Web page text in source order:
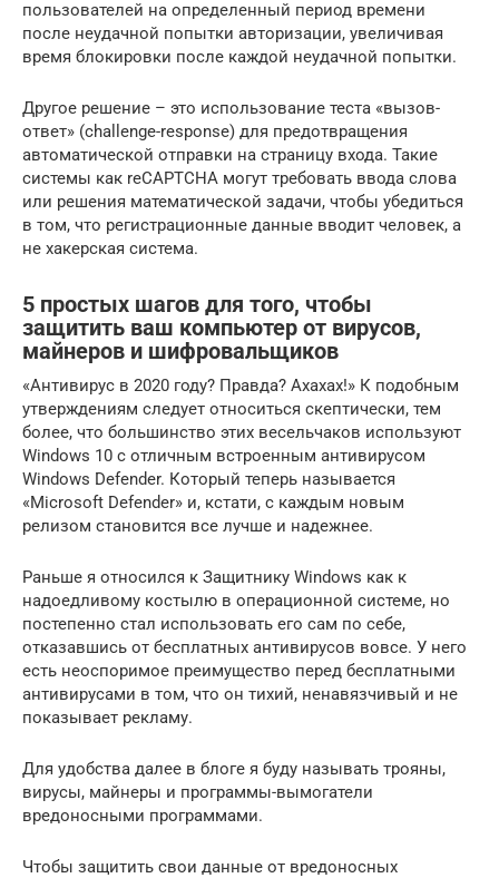
пользователей на определенный период времени
после неудачной попытки авторизации, увеличивая
время блокировки после каждой неудачной попытки.
Другое решение – это использование теста «вызов-
ответ» (challenge-response) для предотвращения
автоматической отправки на страницу входа. Такие
системы как reCAPTCHA могут требовать ввода слова
или решения математической задачи, чтобы убедиться
в том, что регистрационные данные вводит человек, а
не хакерская система.
5 простых шагов для того, чтобы
защитить ваш компьютер от вирусов,
майнеров и шифровальщиков
«Антивирус в 2020 году? Правда? Ахахах!» К подобным
утверждениям следует относиться скептически, тем
более, что большинство этих весельчаков используют
Windows 10 с отличным встроенным антивирусом
Windows Defender. Который теперь называется
«Microsoft Defender» и, кстати, с каждым новым
релизом становится все лучше и надежнее.
Раньше я относился к Защитнику Windows как к
надоедливому костылю в операционной системе, но
постепенно стал использовать его сам по себе,
отказавшись от бесплатных антивирусов вовсе. У него
есть неоспоримое преимущество перед бесплатными
антивирусами в том, что он тихий, ненавязчивый и не
показывает рекламу.
Для удобства далее в блоге я буду называть трояны,
вирусы, майнеры и программы-вымогатели
вредоносными программами.
Чтобы защитить свои данные от вредоносных